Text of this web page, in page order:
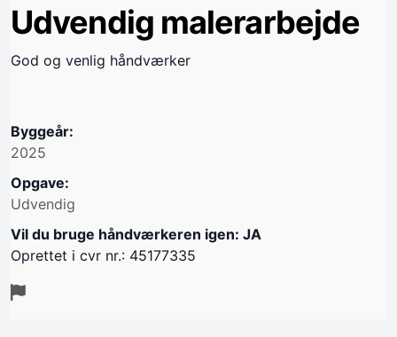
Udvendig malerarbejde
God og venlig håndværker
Byggeår:
2025
Opgave:
Udvendig
Vil du bruge håndværkeren igen: JA
Oprettet i cvr nr.: 45177335